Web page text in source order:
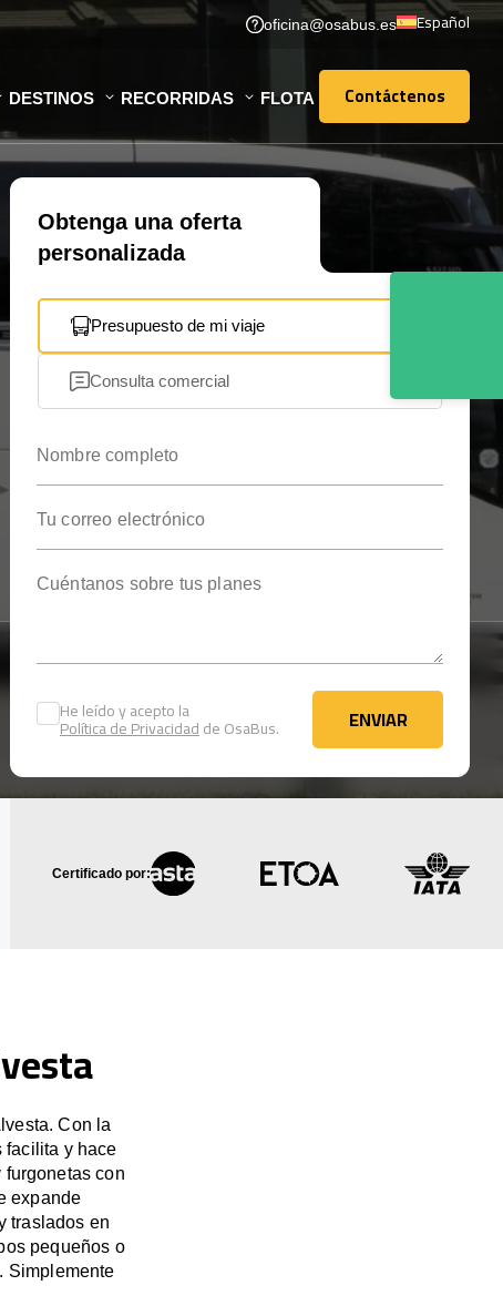
oficina@osabus.es Español
DESTINOS RECORRIDAS FLOTA Contáctenos
Contáctenos
Obtenga una oferta
personalizada
Presupuesto de mi viaje
Consulta comercial
He leído y acepto la
Política de Privacidadde OsaBus. ENVIAR
ENVIAR
Certificado por:
Con la
facilita y hace
con
expande
traslados en
pequeños o
Simplemente